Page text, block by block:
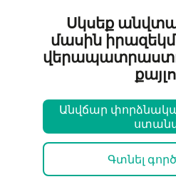
Սկսեք
մասին
Անվճար
Գտնել